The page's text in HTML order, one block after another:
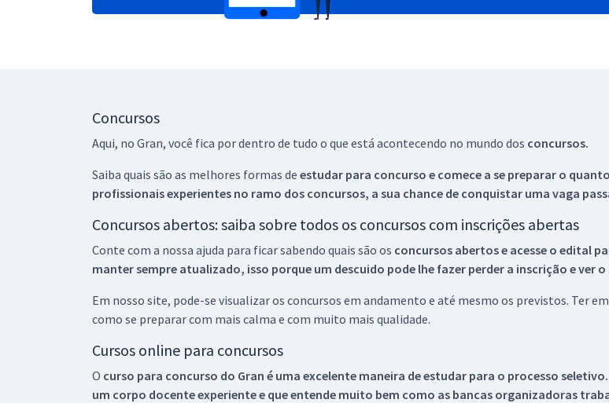
Concursos
Aqui, no Gran, você fica por dentro de tudo o que está acontecendo no mundo dos concursos.
Saiba quais são as melhores formas de estudar para concurso e comece a se preparar o
profissionais experientes no ramo dos concursos, a sua chance de conquistar uma vaga
Concursos abertos: saiba sobre todos os concursos com inscrições abertas
Conte com a nossa ajuda para ficar sabendo quais são os concursos abertos e acesse o edital
manter sempre atualizado, isso porque um descuido pode lhe fazer perder a inscrição e ver
Em nosso site, pode-se visualizar os concursos em andamento e até mesmo os previstos. Ter
como se preparar com mais calma e com muito mais qualidade.
Cursos online para concursos
O curso para concurso do Gran é uma excelente maneira de estudar para o processo
um corpo docente experiente e que entende muito bem como as bancas organizadoras